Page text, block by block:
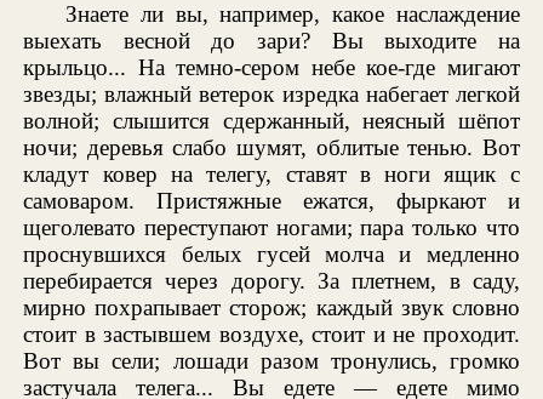
Знаете ли вы, например, какое наслаждение
выехать весной до зари? Вы выходите на
крыльцо... На темно-сером небе кое-где мигают
звезды; влажный ветерок изредка набегает легкой
волной; слышится сдержанный, неясный шёпот
ночи; деревья слабо шумят, облитые тенью. Вот
кладут ковер на телегу, ставят в ноги ящик с
самоваром. Пристяжные ежатся, фыркают и
щеголевато переступают ногами; пара только что
проснувшихся белых гусей молча и медленно
перебирается через дорогу. За плетнем, в саду,
мирно похрапывает сторож; каждый звук словно
стоит в застывшем воздухе, стоит и не проходит.
Вот вы сели; лошади разом тронулись, громко
застучала телега... Вы едете — едете мимо